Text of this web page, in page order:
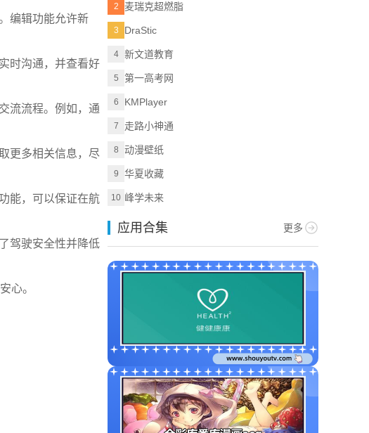
编辑功能允许新
时沟通，并查看好
流流程。例如，通
更多相关信息，尽
能，可以保证在航
驾驶安全性并降低
心。
2 麦瑞克超燃脂
3 DraStic
4 新文道教育
5 第一高考网
6 KMPlayer
7 走路小神通
8 动漫壁纸
9 华夏收藏
10 峰学未来
应用合集 更多